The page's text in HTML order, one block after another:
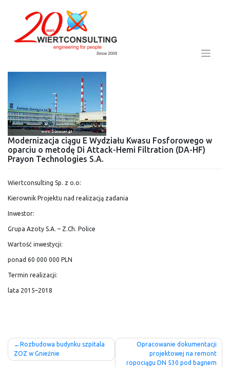
Modernizacja ciągu E Wydziału Kwasu Fosforowego w
oparciu o metodę Di Attack-Hemi Filtration (DA-HF)
Prayon Technologies S.A.
Wiertconsulting Sp. z o.o:
Kierownik Projektu nad realizacją zadania
Inwestor:
Grupa Azoty S.A. – Z.Ch. Police
Wartość inwestycji:
ponad 60 000 000 PLN
Termin realizacji:
lata 2015–2018
Nawigacja
wpisu
Rozbudowa budynku szpitala
ZOZ w Gnieźnie
Opracowanie dokumentacji
projektowej na remont
ropociągu DN 530 pod bagnem